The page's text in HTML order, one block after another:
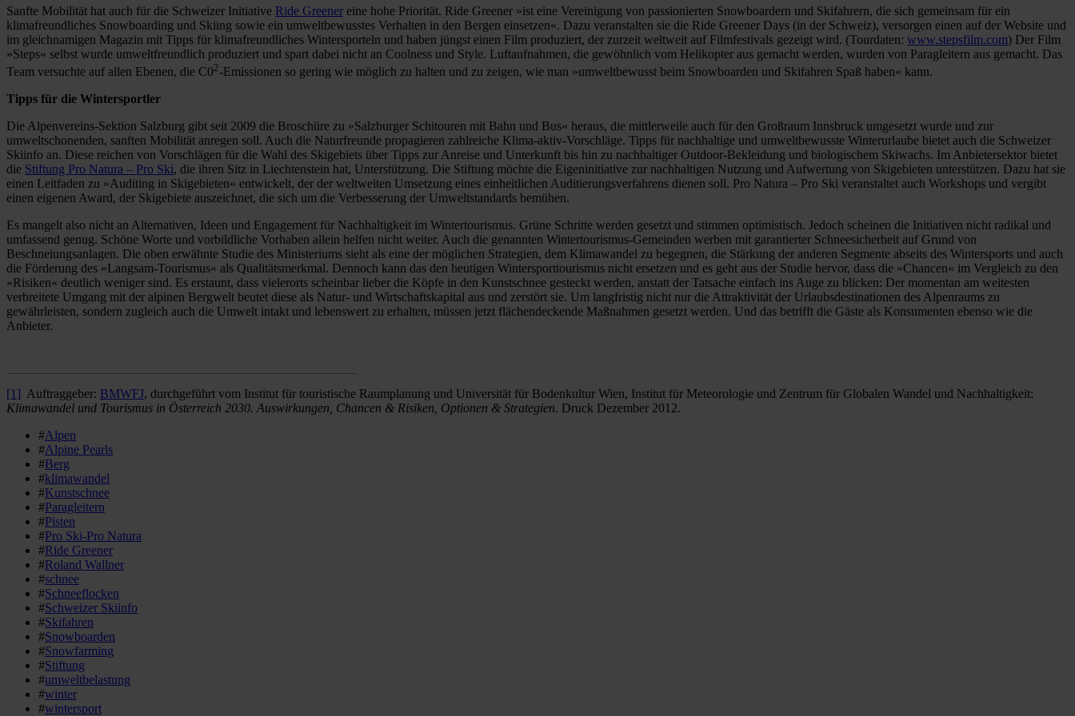
Sanfte Mobilität hat auch für die Schweizer Initiative Ride Greener eine hohe Priorität. Ride Greener »ist eine Vereinigung von passionierten Snowboardern und Skifahrern, die sich gemeinsam für ein
klimafreundliches Snowboarding und Skiing sowie ein umweltbewusstes Verhalten in den Bergen einsetzen«. Dazu veranstalten sie die Ride Greener Days (in der Schweiz), versorgen einen auf der Website und
im gleichnamigen Magazin mit Tipps für klimafreundliches Wintersporteln und haben jüngst einen Film produziert, der zurzeit weltweit auf Filmfestivals gezeigt wird. (Tourdaten: www.stepsfilm.com) Der Film
»Steps« selbst wurde umweltfreundlich produziert und spart dabei nicht an Coolness und Style. Luftaufnahmen, die gewöhnlich vom Helikopter aus gemacht werden, wurden von Paragleitern aus gemacht. Das
Team versuchte auf allen Ebenen, die C02-Emissionen so gering wie möglich zu halten und zu zeigen, wie man »umweltbewusst beim Snowboarden und Skifahren Spaß haben« kann.
Tipps für die Wintersportler
Die Alpenvereins-Sektion Salzburg gibt seit 2009 die Broschüre zu »Salzburger Schitouren mit Bahn und Bus« heraus, die mittlerweile auch für den Großraum Innsbruck umgesetzt wurde und zur
umweltschonenden, sanften Mobilität anregen soll. Auch die Naturfreunde propagieren zahlreiche Klima-aktiv-Vorschläge. Tipps für nachhaltige und umweltbewusste Winterurlaube bietet auch die Schweizer
Skiinfo an. Diese reichen von Vorschlägen für die Wahl des Skigebiets über Tipps zur Anreise und Unterkunft bis hin zu nachhaltiger Outdoor-Bekleidung und biologischem Skiwachs. Im Anbietersektor bietet
die Stiftung Pro Natura – Pro Ski, die ihren Sitz in Liechtenstein hat, Unterstützung. Die Stiftung möchte die Eigeninitiative zur nachhaltigen Nutzung und Aufwertung von Skigebieten unterstützen. Dazu hat sie
einen Leitfaden zu »Auditing in Skigebieten« entwickelt, der der weltweiten Umsetzung eines einheitlichen Auditierungsverfahrens dienen soll. Pro Natura – Pro Ski veranstaltet auch Workshops und vergibt
einen eigenen Award, der Skigebiete auszeichnet, die sich um die Verbesserung der Umweltstandards bemühen.
Es mangelt also nicht an Alternativen, Ideen und Engagement für Nachhaltigkeit im Wintertourismus. Grüne Schritte werden gesetzt und stimmen optimistisch. Jedoch scheinen die Initiativen nicht radikal und
umfassend genug. Schöne Worte und vorbildliche Vorhaben allein helfen nicht weiter. Auch die genannten Wintertourismus-Gemeinden werben mit garantierter Schneesicherheit auf Grund von
Beschneiungsanlagen. Die oben erwähnte Studie des Ministeriums sieht als eine der möglichen Strategien, dem Klimawandel zu begegnen, die Stärkung der anderen Segmente abseits des Wintersports und auch
die Förderung des »Langsam-Tourismus« als Qualitätsmerkmal. Dennoch kann das den heutigen Wintersporttourismus nicht ersetzen und es geht aus der Studie hervor, dass die »Chancen« im Vergleich zu den
»Risiken« deutlich weniger sind. Es erstaunt, dass vielerorts scheinbar lieber die Köpfe in den Kunstschnee gesteckt werden, anstatt der Tatsache einfach ins Auge zu blicken: Der momentan am weitesten
verbreitete Umgang mit der alpinen Bergwelt beutet diese als Natur- und Wirtschaftskapital aus und zerstört sie. Um langfristig nicht nur die Attraktivität der Urlaubsdestinationen des Alpenraums zu
gewährleisten, sondern zugleich auch die Umwelt intakt und lebenswert zu erhalten, müssen jetzt flächendeckende Maßnahmen gesetzt werden. Und das betrifft die Gäste als Konsumenten ebenso wie die
Anbieter.
[1] Auftraggeber: BMWFJ, durchgeführt vom Institut für touristische Raumplanung und Universität für Bodenkultur Wien, Institut für Meteorologie und Zentrum für Globalen Wandel und Nachhaltigkeit:
Klimawandel und Tourismus in Österreich 2030. Auswirkungen, Chancen & Risiken, Optionen & Strategien. Druck Dezember 2012.
#Alpen
#Alpine Pearls
#Berg
#klimawandel
#Kunstschnee
#Paragleitern
#Pisten
#Pro Ski-Pro Natura
#Ride Greener
#Roland Wallner
#schnee
#Schneeflocken
#Schweizer Skiinfo
#Skifahren
#Snowboarden
#Snowfarming
#Stiftung
#umweltbelastung
#winter
#wintersport